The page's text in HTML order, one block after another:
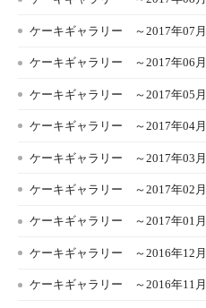
ケーキギャラリー ～2017年07
ケーキギャラリー ～2017年06
ケーキギャラリー ～2017年05
ケーキギャラリー ～2017年04
ケーキギャラリー ～2017年03
ケーキギャラリー ～2017年02
ケーキギャラリー ～2017年01
ケーキギャラリー ～2016年12
ケーキギャラリー ～2016年11